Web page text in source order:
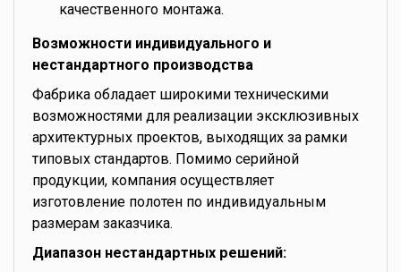
качественного монтажа.
Возможности индивидуального и
нестандартного производства
Фабрика обладает широкими техническими
возможностями для реализации эксклюзивных
архитектурных проектов, выходящих за рамки
типовых стандартов. Помимо серийной
продукции, компания осуществляет
изготовление полотен по индивидуальным
размерам заказчика.
Диапазон нестандартных решений: